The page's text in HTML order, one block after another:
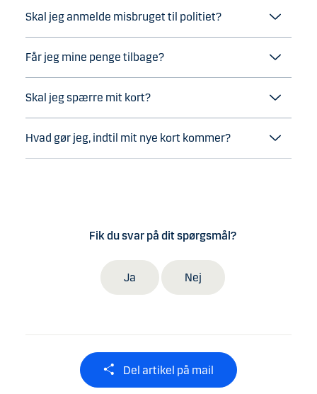
Skal jeg anmelde misbruget til politiet?
Får jeg mine penge tilbage?
Skal jeg spærre mit kort?
Hvad gør jeg, indtil mit nye kort kommer?
Fik du svar på dit spørgsmål?
Ja Nej
Del artikel på mail